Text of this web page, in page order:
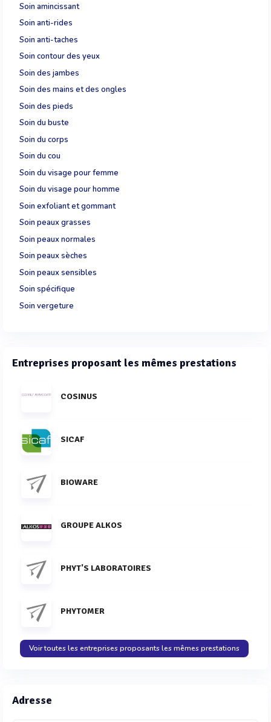
Soin amincissant
Soin anti-rides
Soin anti-taches
Soin contour des yeux
Soin des jambes
Soin des mains et des ongles
Soin des pieds
Soin du buste
Soin du corps
Soin du cou
Soin du visage pour femme
Soin du visage pour homme
Soin exfoliant et gommant
Soin peaux grasses
Soin peaux normales
Soin peaux sèches
Soin peaux sensibles
Soin spécifique
Soin vergeture
Entreprises proposant les mêmes prestations
COSINUS
SICAF
BIOWARE
GROUPE ALKOS
PHYT'S LABORATOIRES
PHYTOMER
Voir toutes les entreprises proposants les mêmes prestations
Adresse